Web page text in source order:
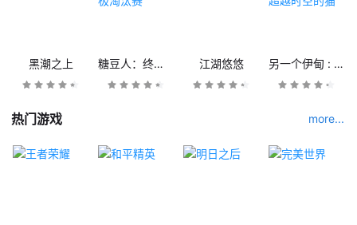
黑潮之上 糖豆人：终极淘汰赛 江湖悠悠 另一个伊甸 : 超越时空的猫
热门游戏 more...